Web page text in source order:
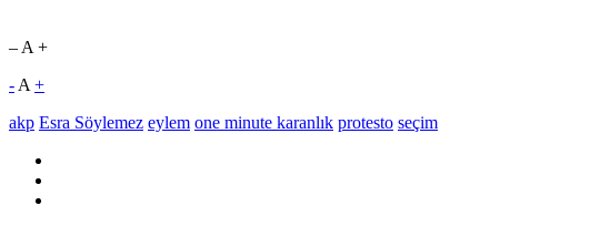
– A +
- A +
akp Esra Söylemez eylem one minute karanlık protesto seçim